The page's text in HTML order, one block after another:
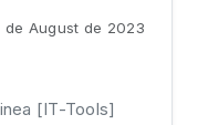
de August de 2023
[IT-Tools]